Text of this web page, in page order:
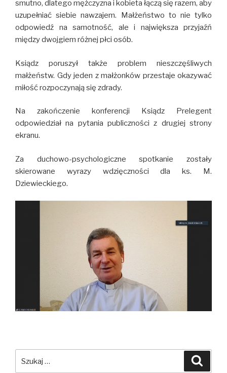
smutno, dlatego mężczyzna i kobieta łączą się razem, aby
uzupełniać siebie nawzajem. Małżeństwo to nie tylko
odpowiedź na samotność, ale i największa przyjaźń
między dwojgiem różnej płci osób.
Ksiądz poruszył także problem nieszczęśliwych
małżeństw. Gdy jeden z małżonków przestaje okazywać
miłość rozpoczynają się zdrady.
Na zakończenie konferencji Ksiądz Prelegent
odpowiedział na pytania publiczności z drugiej strony
ekranu.
Za duchowo-psychologiczne spotkanie zostały
skierowane wyrazy wdzięczności dla ks. M.
Dziewieckiego.